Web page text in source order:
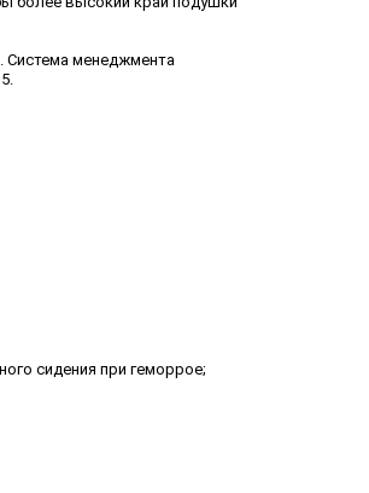
Система менеджмента
сидения при геморрое;